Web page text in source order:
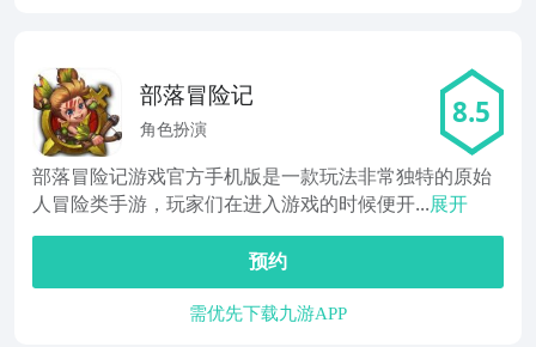
部落冒险记
角色扮演 8.5
部落冒险记游戏官方手机版是一款玩法非常独特的原始
人冒险类手游，玩家们在进入游戏的时候便开...展开
预约
需优先下载九游APP